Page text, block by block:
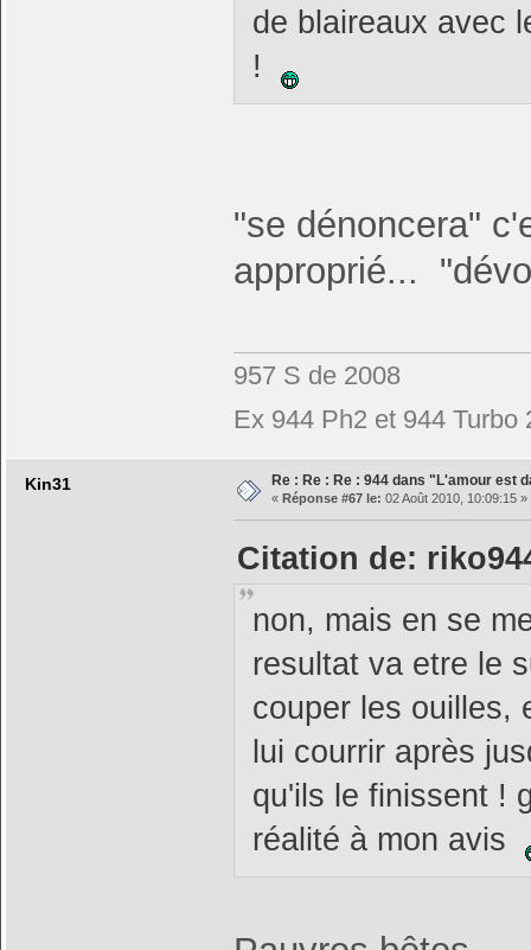
de blaireaux avec
!
"se dénoncera"
approprié...
957 S de 2008
Ex 944 Ph2 et 944 Turbo
Kin31 Re : Re : Re : 944 dans "L'amour est
« Réponse #67 le: 02 Août 2010, 10:09:15 »
Citation de:
non, mais en se
resultat va etre le
couper les ouilles,
lui courrir après
qu'ils le finissent !
réalité à mon avis